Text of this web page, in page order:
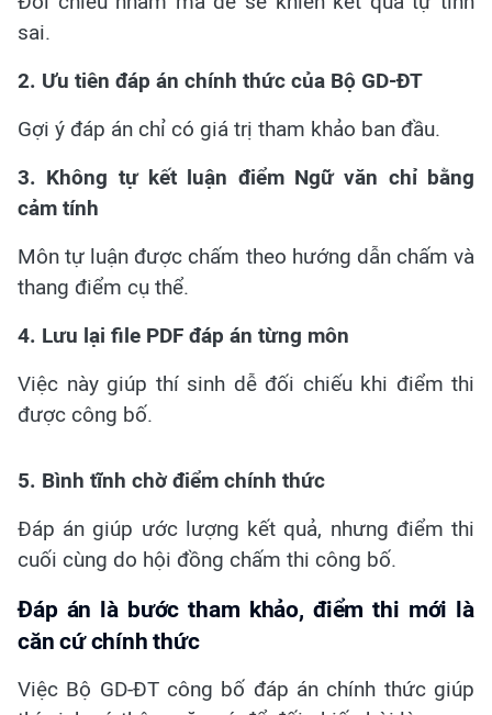
sai.
2. Ưu tiên đáp án chính thức của Bộ GD-ĐT
Gợi ý đáp án chỉ có giá trị tham khảo ban đầu.
3. Không tự kết luận điểm Ngữ văn chỉ bằng
cảm tính
Môn tự luận được chấm theo hướng dẫn chấm và
thang điểm cụ thể.
4. Lưu lại file PDF đáp án từng môn
Việc này giúp thí sinh dễ đối chiếu khi điểm thi
được công bố.
5. Bình tĩnh chờ điểm chính thức
Đáp án giúp ước lượng kết quả, nhưng điểm thi
cuối cùng do hội đồng chấm thi công bố.
Đáp án là bước tham khảo, điểm thi mới là
căn cứ chính thức
Việc Bộ GD-ĐT công bố đáp án chính thức giúp